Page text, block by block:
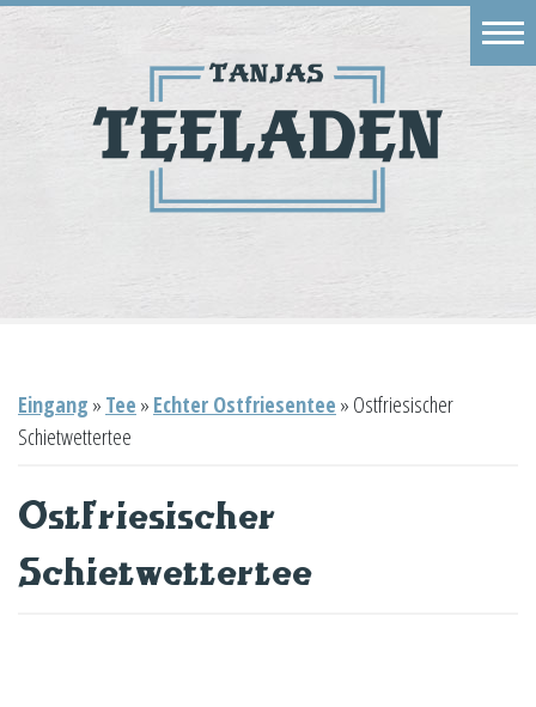
Eingang » Tee » Echter Ostfriesentee » Ostfriesischer
Schietwettertee
Ostfriesischer
Schietwettertee
Geschäft